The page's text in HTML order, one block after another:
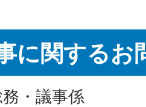
に関するお
・議事係